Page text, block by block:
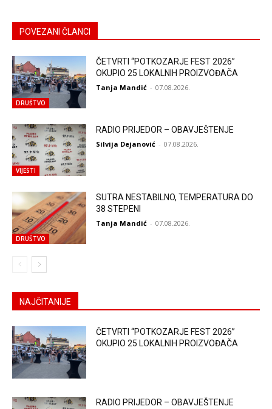
POVEZANI ČLANCI
DRUŠTVO
ČETVRTI “POTKOZARJE FEST 2026”
OKUPIO 25 LOKALNIH PROIZVOĐAČA
Tanja Mandić - 07.08.2026.
VIJESTI
RADIO PRIJEDOR – OBAVJEŠTENJE
Silvija Dejanović - 07.08.2026.
DRUŠTVO
SUTRA NESTABILNO, TEMPERATURA DO
38 STEPENI
Tanja Mandić - 07.08.2026.
NAJČITANIJE
ČETVRTI “POTKOZARJE FEST 2026”
OKUPIO 25 LOKALNIH PROIZVOĐAČA
RADIO PRIJEDOR – OBAVJEŠTENJE